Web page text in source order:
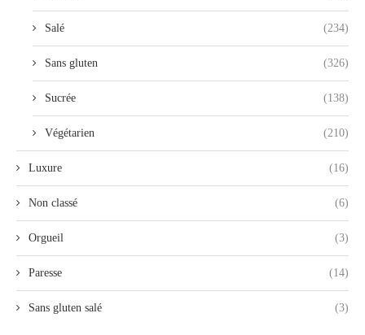
Salé (234)
Sans gluten (326)
Sucrée (138)
Végétarien (210)
Luxure (16)
Non classé (6)
Orgueil (3)
Paresse (14)
Sans gluten salé (3)